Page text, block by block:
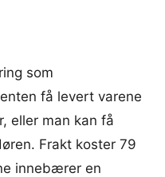
som
få levert varene
eller man kan få
Frakt koster 79
innebærer en